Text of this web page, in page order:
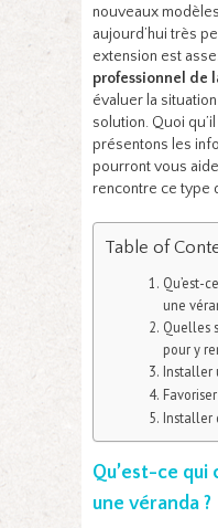
nouveaux
aujourd’hui très
extension est
professionnel de
évaluer la
solution. Quoi
présentons les
pourront vous
rencontre ce type
Table of
Qu’est-
une
Quelles
pour y
Installer
Installer
Qu’est-ce qui
une véranda ?